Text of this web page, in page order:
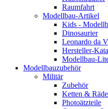
Raumfahrt
Modellbau-Artikel
Kids -
Dinosaurier
Leonardo da
Hersteller-
Modellbau-
Modellbauzubehör
Militär
Zubehör
Ketten &
Photoätzteile